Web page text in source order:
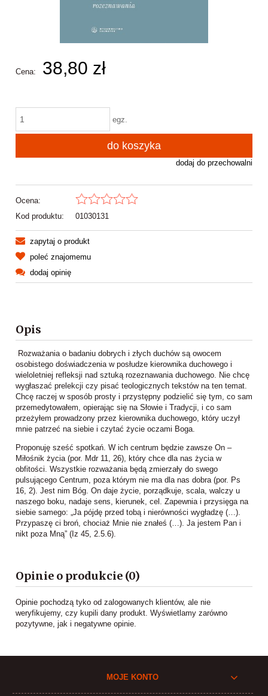
Cena: 38,80 zł
egz.
do koszyka
dodaj do przechowalni
Ocena:
Kod produktu:
01030131
zapytaj o produkt
poleć znajomemu
dodaj opinię
Opis
Rozważania o badaniu dobrych i złych duchów są owocem
osobistego doświadczenia w posłudze kierownika duchowe­go i
wieloletniej refleksji nad sztuką rozeznawania duchowego. Nie chcę
wygłaszać prelekcji czy pisać teologicznych tekstów na ten temat.
Chcę raczej w sposób prosty i przystępny podzielić się tym, co sam
przemedytowałem, opierając się na Słowie i Tradycji, i co sam
przeżyłem prowadzony przez kierownika duchowego, który uczył
mnie patrzeć na siebie i czytać życie oczami Boga.
Proponuję sześć spotkań. W ich centrum będzie zawsze On –
Miłośnik życia (por. Mdr 11, 26), który chce dla nas życia w
obfitości. Wszystkie rozważania będą zmierzały do swego
pulsującego Centrum, poza którym nie ma dla nas dobra (por. Ps
16, 2). Jest nim Bóg. On daje życie, porządkuje, scala, walczy u
naszego boku, nadaje sens, kierunek, cel. Zapewnia i przysięga na
siebie samego: „Ja pójdę przed tobą i nierówności wygładzę (…).
Przypaszę ci broń, chociaż Mnie nie znałeś (…). Ja jestem Pan i
nikt poza Mną” (Iz 45, 2.5.6).
Opinie o produkcie (0)
Opinie pochodzą tyko od zalogowanych klientów, ale nie
weryfikujemy, czy kupili dany produkt. Wyświetlamy zarówno
pozytywne, jak i negatywne opinie.
MOJE KONTO